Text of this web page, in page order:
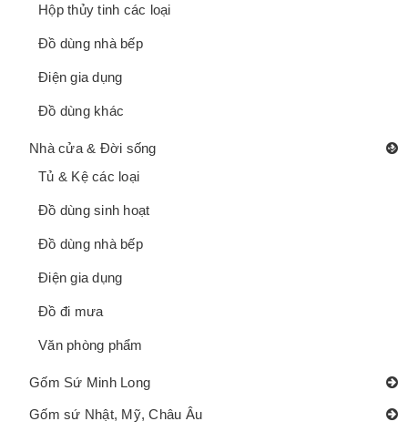
Hộp thủy tinh các loại
Đồ dùng nhà bếp
Điện gia dụng
Đồ dùng khác
Nhà cửa & Đời sống
Tủ & Kệ các loại
Đồ dùng sinh hoạt
Đồ dùng nhà bếp
Điện gia dụng
Đồ đi mưa
Văn phòng phẩm
Gốm Sứ Minh Long
Gốm sứ Nhật, Mỹ, Châu Âu